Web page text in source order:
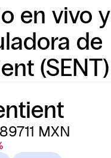
en vivo y
de
(SENT)
MXN